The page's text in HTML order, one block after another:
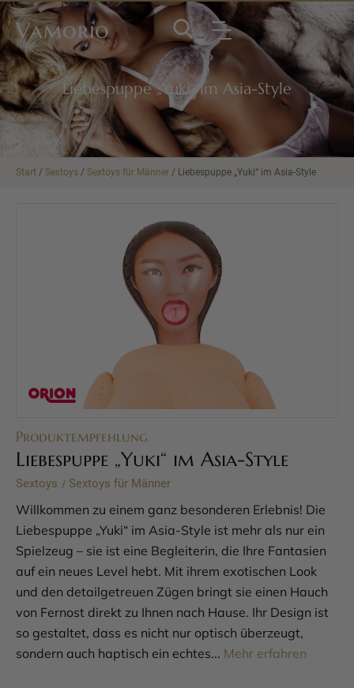
Vamorio
Liebespuppe „Yuki“ im Asia-Style
Start / Sextoys / Sextoys für Männer / Liebespuppe „Yuki“ im Asia-Style
Produktempfehlung
Liebespuppe „Yuki“ im Asia-Style
Sextoys / Sextoys für Männer
Willkommen zu einem ganz besonderen Erlebnis! Die
Liebespuppe „Yuki“ im Asia-Style ist mehr als nur ein
Spielzeug – sie ist eine Begleiterin, die Ihre Fantasien
auf ein neues Level hebt. Mit ihrem exotischen Look
und den detailgetreuen Zügen bringt sie einen Hauch
von Fernost direkt zu Ihnen nach Hause. Ihr Design ist
so gestaltet, dass es nicht nur optisch überzeugt,
sondern auch haptisch ein echtes... Mehr erfahren